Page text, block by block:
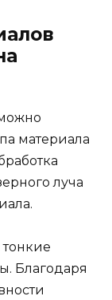
материала
луча
Благодаря